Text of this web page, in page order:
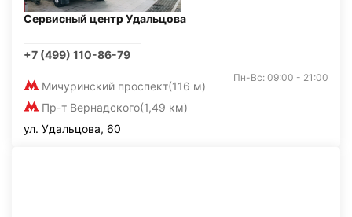
Сервисный центр Удальцова
+7 (499) 110-86-79
Мичуринский проспект(116 м)
Пр-т Вернадского(1,49 км)
Пн-Вс: 09:00 - 21:00
ул. Удальцова, 60